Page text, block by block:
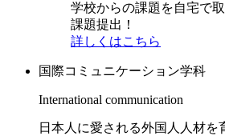
学校からの課題を自宅で
課題提出！
詳しくはこちら
国際コミュニケーション学科
International communication
日本人に愛される外国人人材を